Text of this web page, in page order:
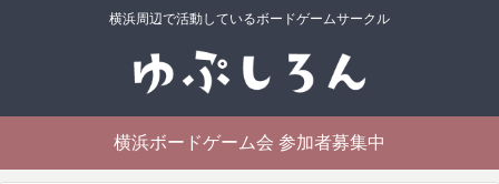
横浜周辺で活動しているボードゲームサークル
横浜ボードゲーム会 参加者募集中